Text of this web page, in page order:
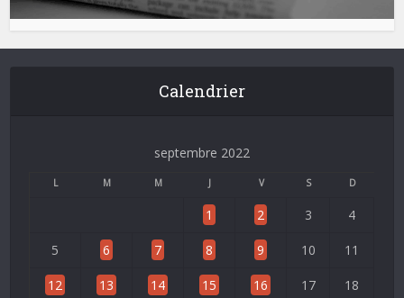
Calendrier
septembre 2022
L M M J V S D
1 2 3 4
5 6 7 8 9 10 11
12 13 14 15 16 17 18